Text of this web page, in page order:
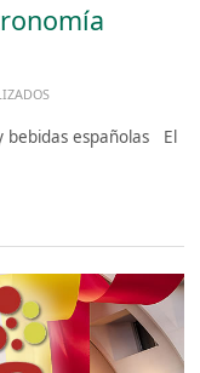
bebidas españolas El